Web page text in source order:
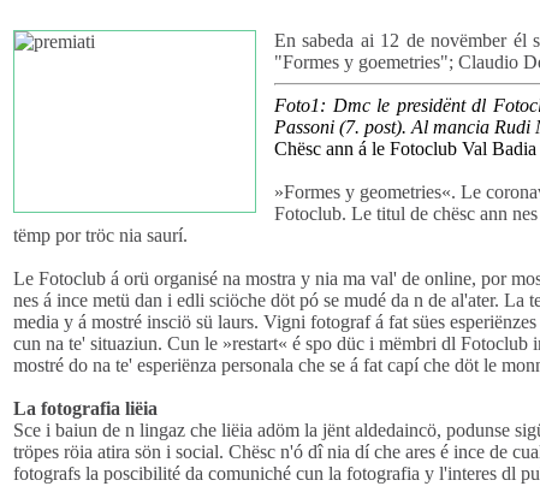
En sabeda ai 12 de novëmber
"Formes y goemetries"; Claudio
Foto1: Dmc le presidënt dl
Passoni (7. post). Al mancia
Chësc ann á le Fotoclub Val
»Formes y geometries«. Le
Fotoclub. Le titul de chësc ann
tëmp por tröc nia saurí.
Le Fotoclub á orü organisé na mostra y nia ma val' de online, por
nes á ince metü dan i edli sciöche döt pó se mudé da n de al'ater.
media y á mostré insciö sü laurs. Vigni fotograf á fat sües
cun na te' situaziun. Cun le »restart« é spo düc i mëmbri dl Fotoclub
mostré do na te' esperiënza personala che se á fat capí che döt le
La fotografia liëia
Sce i baiun de n lingaz che liëia adöm la jënt aldedaincö, podunse
tröpes röia atira sön i social. Chësc n'ó dî nia dí che ares é ince de
fotografs la poscibilité da comuniché cun la fotografia y l'interes dl